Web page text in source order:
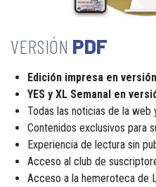
PDF
Edición impresa en
YES y XL Semanal en
Todas las noticias de la web
Contenidos exclusivos para
Experiencia de lectura sin
Acceso al club de
Acceso a la hemeroteca de